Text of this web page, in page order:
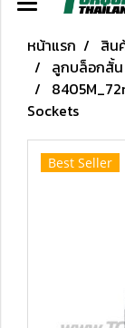
หน้าแรก สิน
ลูกบล็อกสั้น
Sockets
Best Seller